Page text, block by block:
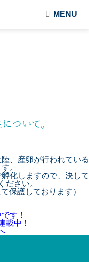
MENU
ついて。
、産卵が行われている
。
化しますので、決して
ださい。
保護しております）
す！
載中！